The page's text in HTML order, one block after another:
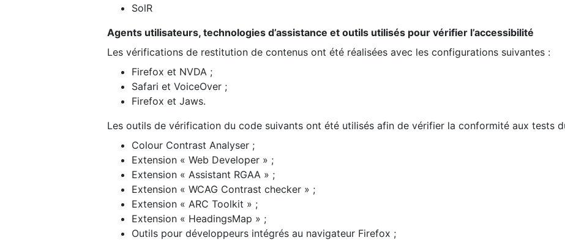
SolR
Agents utilisateurs, technologies d’assistance et outils utilisés pour vérifier l’accessibilité
Les vérifications de restitution de contenus ont été réalisées avec les configurations suivantes :
Firefox et NVDA ;
Safari et VoiceOver ;
Firefox et Jaws.
Les outils de vérification du code suivants ont été utilisés afin de vérifier la conformité aux tests
Colour Contrast Analyser ;
Extension « Web Developer » ;
Extension « Assistant RGAA » ;
Extension « WCAG Contrast checker » ;
Extension « ARC Toolkit » ;
Extension « HeadingsMap » ;
Outils pour développeurs intégrés au navigateur Firefox ;